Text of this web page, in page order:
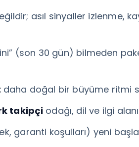
asıl sinyaller izlenme,
(son 30 gün) bilmeden
daha doğal bir büyüme ritmi
takipçi odağı, dil ve ilgi
garanti koşulları) yeni